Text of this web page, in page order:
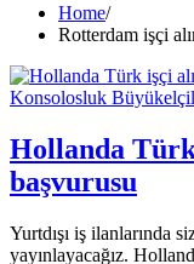
Home
Rotterdam işçi
Konsolosluk
Hollanda
başvurusu
Yurtdışı iş ilanlarında
yayınlayacağız.